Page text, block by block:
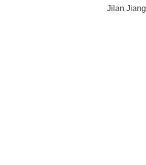
Jilan Jiang